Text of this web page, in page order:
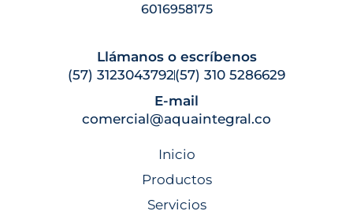
6016958175
Llámanos o escríbenos
(57) 3123043792(57) 310 5286629
E-mail
comercial@aquaintegral.co
Inicio
Productos
Servicios